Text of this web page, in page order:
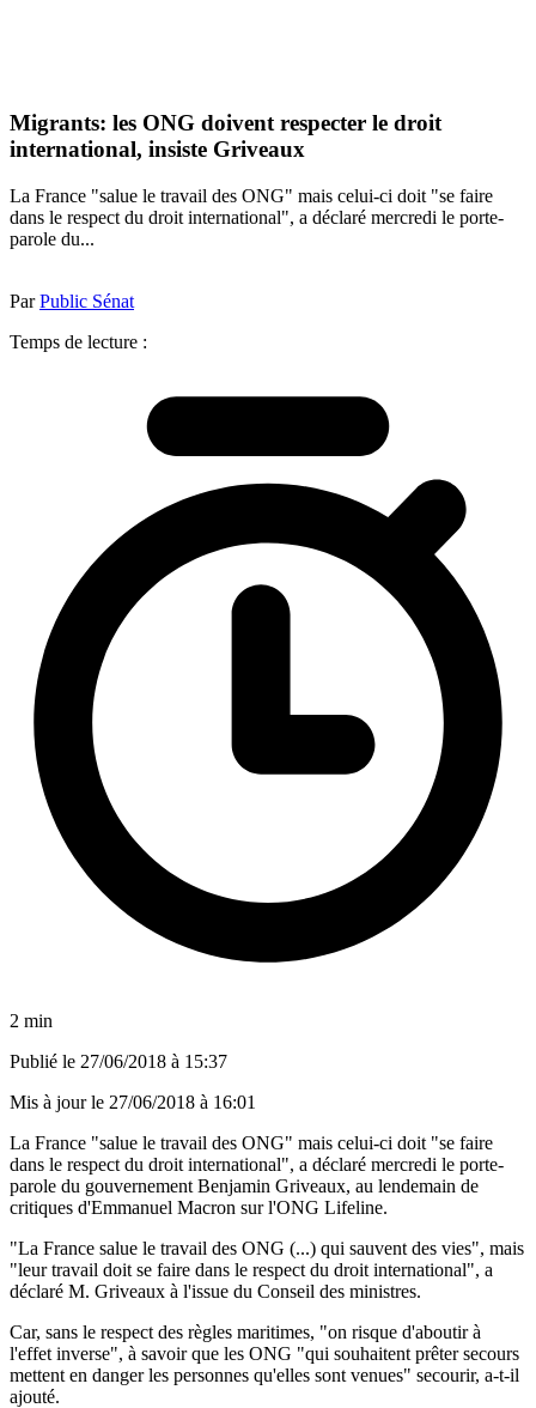
Migrants: les ONG doivent respecter le droit
international, insiste Griveaux
La France "salue le travail des ONG" mais celui-ci doit "se faire
dans le respect du droit international", a déclaré mercredi le porte-
parole du...
ParPublic Sénat
Temps de lecture :
2 min
Publié le 27/06/2018 à 15:37
Mis à jour le 27/06/2018 à 16:01
La France "salue le travail des ONG" mais celui-ci doit "se faire
dans le respect du droit international", a déclaré mercredi le porte-
parole du gouvernement Benjamin Griveaux, au lendemain de
critiques d'Emmanuel Macron sur l'ONG Lifeline.
"La France salue le travail des ONG (...) qui sauvent des vies", mais
"leur travail doit se faire dans le respect du droit international", a
déclaré M. Griveaux à l'issue du Conseil des ministres.
Car, sans le respect des règles maritimes, "on risque d'aboutir à
l'effet inverse", à savoir que les ONG "qui souhaitent prêter secours
mettent en danger les personnes qu'elles sont venues" secourir, a-t-il
ajouté.